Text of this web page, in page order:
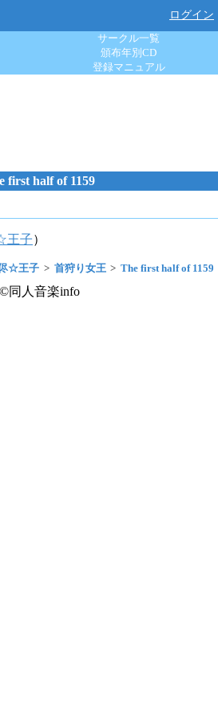
ログイン
サークル一覧
頒布年別CD
登録マニュアル
first half of 1159
王子）
☆王子 首狩り女王 The first half of 1159
©同人音楽info